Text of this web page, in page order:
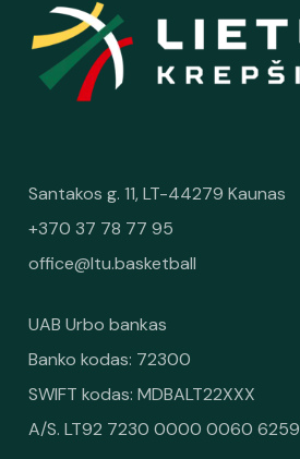
Santakos g. 11, LT-44279 Kaunas
+370 37 78 77 95
office@ltu.basketball
UAB Urbo bankas
Banko kodas: 72300
SWIFT kodas: MDBALT22XXX
A/S. LT92 7230 0000 0060 6259